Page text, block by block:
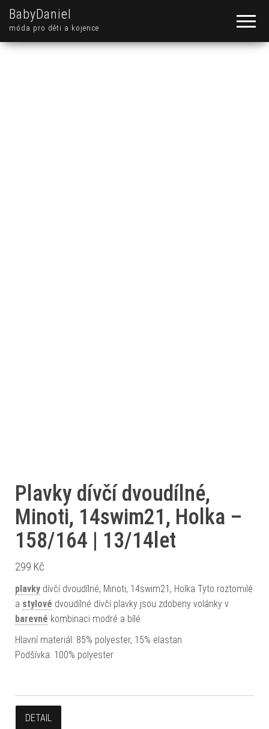
BabyDaniel
móda pro děti a kojence
Plavky dívčí dvoudílné,
Minoti, 14swim21, Holka –
158/164 | 13/14let
299 Kč
plavky dívčí dvoudílné, Minoti, 14swim21, Holka Tyto roztomilé
a stylové dvoudílné dívčí plavky jsou zdobeny volánky v
barevné kombinaci modré a bílé.
Hlavní materiál: 85% polyester, 15% elastan
Podšívka: 100% polyester
DETAIL